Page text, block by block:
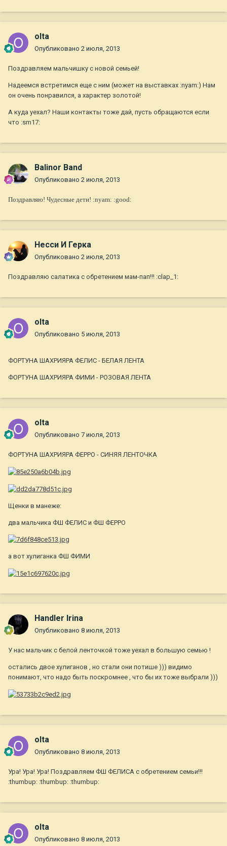
olta
Опубликовано 2 июля, 2013
Поздравляем мальчишку с новой семьей!
Надеемся встретимся еще с ним (может на выставках :nyam:) Нам
он очень понравился, а характер золотой!
А куда уехал? Наши контакты тоже дай, пусть обращаются если
что :sm17:
Balinor Band
Опубликовано 2 июля, 2013
Поздравляю! Чудесные дети! :nyam: :good:
Несси И Герка
Опубликовано 2 июля, 2013
Поздравляю салатика с обретением мам-пап!!! :clap_1:
olta
Опубликовано 5 июля, 2013
ФОРТУНА ШАХРИЯРА ФЕЛИС - БЕЛАЯ ЛЕНТА
ФОРТУНА ШАХРИЯРА ФИМИ - РОЗОВАЯ ЛЕНТА
olta
Опубликовано 7 июля, 2013
ФОРТУНА ШАХРИЯРА ФЕРРО - СИНЯЯ ЛЕНТОЧКА
Щенки в манеже:
два мальчика ФШ ФЕЛИС и ФШ ФЕРРО
а вот хулиганка ФШ ФИМИ
Handler Irina
Опубликовано 8 июля, 2013
У нас мальчик с белой ленточкой тоже уехал в большую семью !
остались двое хулиганов , но стали они потише ))) видимо
понимают, что надо быть поскромнее , что бы их тоже выбрали )))
olta
Опубликовано 8 июля, 2013
Ура! Ура! Ура! Поздравляем ФШ ФЕЛИСА с обретением семьи!!!
:thumbup: :thumbup: :thumbup:
olta
Опубликовано 8 июля, 2013